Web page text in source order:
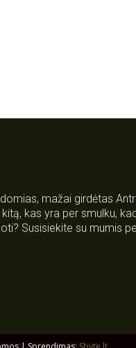
mažai girdėtas
kas yra per smulku,
Susisiekite su mumis